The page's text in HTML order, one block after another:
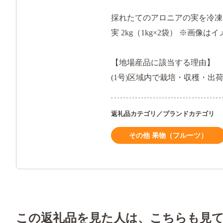
採れたてのアロニアの実を冷
実 2kg（1kg×2袋） ※画像はイ
【地場産品に該当する理由】
(1号)区域内で栽培・収穫・出
返礼品カテゴリ／ブランドカテゴリ
その他 果物（フルーツ）
この返礼品を見た人は、こちらも見